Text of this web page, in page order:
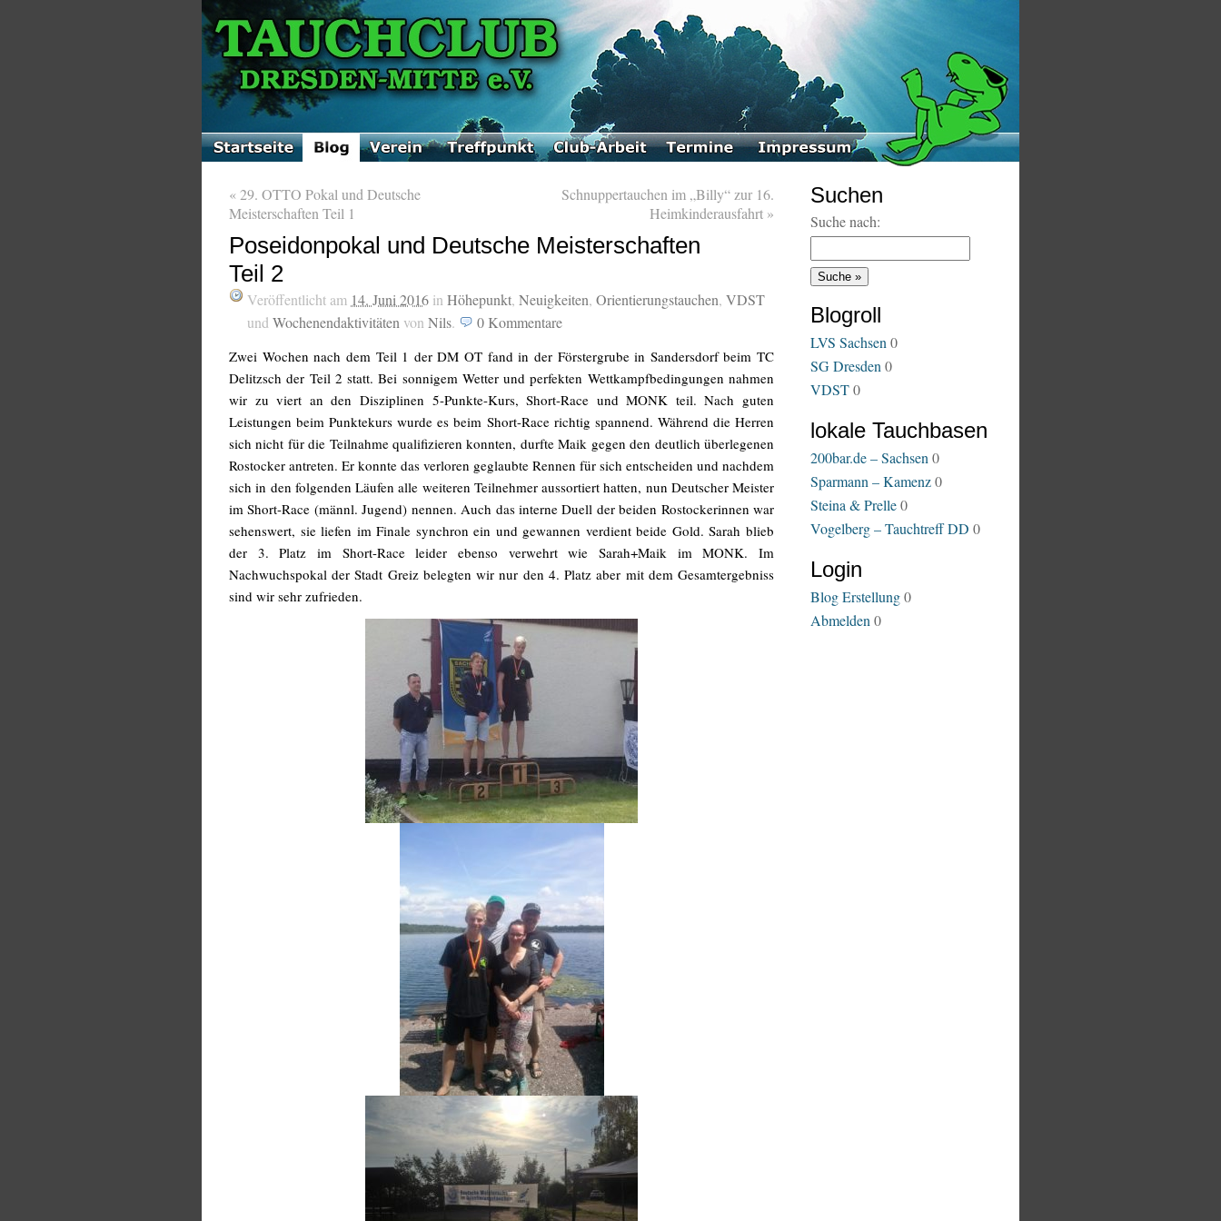
«29. OTTO Pokal und Deutsche
Meisterschaften Teil 1
Schnuppertauchen im „Billy“ zur 16.
Heimkinderausfahrt »
Poseidonpokal und Deutsche Meisterschaften
Teil 2
Veröffentlicht am 14. Juni 2016 in Höhepunkt, Neuigkeiten, Orientierungstauchen, VDST
und Wochenendaktivitäten von Nils. 0 Kommentare
Zwei Wochen nach dem Teil 1 der DM OT fand in der Förstergrube in Sandersdorf beim TC
Delitzsch der Teil 2 statt. Bei sonnigem Wetter und perfekten Wettkampfbedingungen nahmen
wir zu viert an den Disziplinen 5-Punkte-Kurs, Short-Race und MONK teil. Nach guten
Leistungen beim Punktekurs wurde es beim Short-Race richtig spannend. Während die Herren
sich nicht für die Teilnahme qualifizieren konnten, durfte Maik gegen den deutlich überlegenen
Rostocker antreten. Er konnte das verloren geglaubte Rennen für sich entscheiden und nachdem
sich in den folgenden Läufen alle weiteren Teilnehmer aussortiert hatten, nun Deutscher Meister
im Short-Race (männl. Jugend) nennen. Auch das interne Duell der beiden Rostockerinnen war
sehenswert, sie liefen im Finale synchron ein und gewannen verdient beide Gold. Sarah blieb
der 3. Platz im Short-Race leider ebenso verwehrt wie Sarah+Maik im MONK. Im
Nachwuchspokal der Stadt Greiz belegten wir nur den 4. Platz aber mit dem Gesamtergebniss
sind wir sehr zufrieden.
Suchen
Suche nach:
Blogroll
LVS Sachsen 0
SG Dresden 0
VDST0
lokale Tauchbasen
200bar.de – Sachsen 0
Sparmann – Kamenz0
Steina & Prelle0
Vogelberg – Tauchtreff DD 0
Login
Blog Erstellung0
Abmelden 0